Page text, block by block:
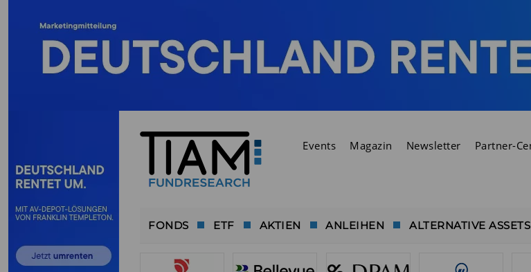
Events Magazin Newsletter Partner-
FONDS ETF AKTIEN ANLEIHEN ALTERNATIVE ASSETS